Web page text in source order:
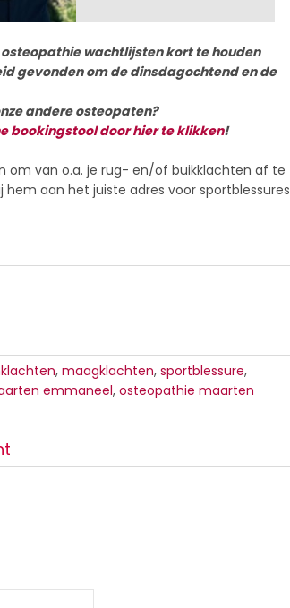
wachtlijsten kort te houden
gevonden om de dinsdagochtend en de
andere osteopaten?
bookingstool door hier te klikken!
om van o.a. je rug- en/of buikklachten af te
aan het juiste adres voor sportblessures
, maagklachten, sportblessure,
emmaneel, osteopathie maarten